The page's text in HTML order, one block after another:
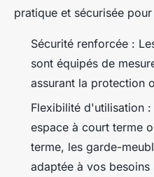
pratique et sécurisée
Sécurité renforcée :
sont équipés de
assurant la protection
Flexibilité d'utilisation
espace à court terme
terme, les garde-
adaptée à vos besoins